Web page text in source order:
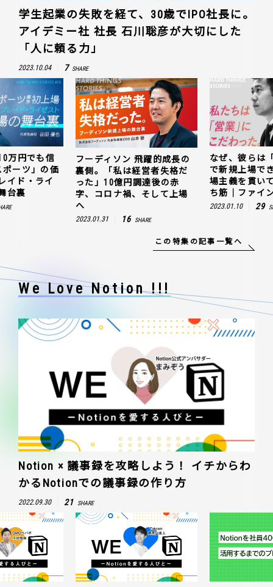
学生起業の失敗を経て、30歳でIPO社長に。
アイデミー社 社長 石川聡彦が大切にした
「人に頼る力」
2023.10.04 7 SHARE
万円でも信
ーツ」の価
イド・ライ
台裏
フーディソン 飛躍的成長の
裏側。「私は経営者失格だ
った」10億円調達後の赤
字、コロナ禍、そして上場
へ
2023.01.31 16 SHARE
なぜ、彼らは
で新規上場で
場主義を貫い
ち筋｜ファイ
2023.01.10 29
この特集の記事一覧へ
We Love Notion !!!
Notion × 議事録を攻略しよう！ イチからわ
かるNotionでの議事録の作り方
2022.09.30 21 SHARE